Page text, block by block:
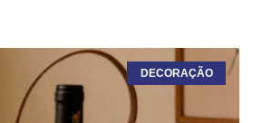
DECORAÇÃO